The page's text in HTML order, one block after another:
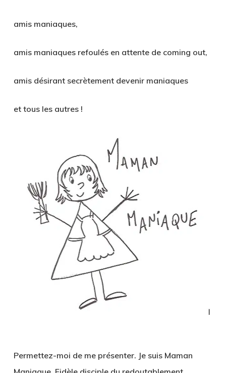
amis maniaques,
amis maniaques refoulés en attente de coming out,
amis désirant secrètement devenir maniaques
et tous les autres !
Permettez-moi de me présenter. Je suis Maman